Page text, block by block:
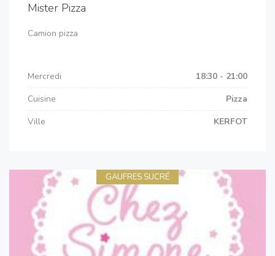
Mister Pizza
Camion pizza
Mercredi
18:30 - 21:00
Cuisine
Pizza
Ville
KERFOT
GAUFRES SUCRÉ